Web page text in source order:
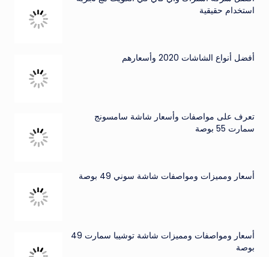
استخدام حقيقية
أفضل أنواع الشاشات 2020 وأسعارهم
تعرف على مواصفات وأسعار شاشة سامسونج
سمارت 55 بوصة
أسعار ومميزات ومواصفات شاشة سوني 49 بوصة
أسعار ومواصفات ومميزات شاشة توشيبا سمارت 49
بوصة